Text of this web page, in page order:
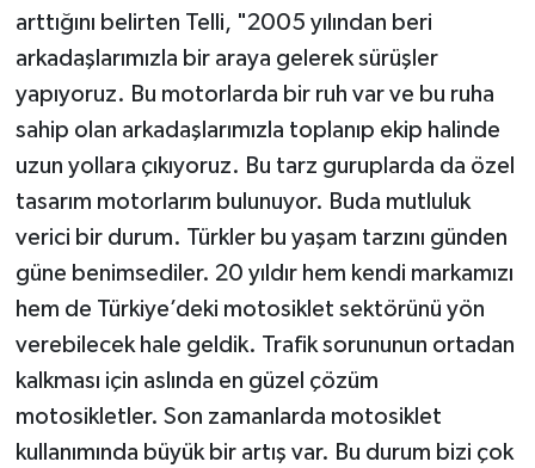
arttığını belirten Telli, "2005 yılından beri
arkadaşlarımızla bir araya gelerek sürüşler
yapıyoruz. Bu motorlarda bir ruh var ve bu ruha
sahip olan arkadaşlarımızla toplanıp ekip halinde
uzun yollara çıkıyoruz. Bu tarz guruplarda da özel
tasarım motorlarım bulunuyor. Buda mutluluk
verici bir durum. Türkler bu yaşam tarzını günden
güne benimsediler. 20 yıldır hem kendi markamızı
hem de Türkiye’deki motosiklet sektörünü yön
verebilecek hale geldik. Trafik sorununun ortadan
kalkması için aslında en güzel çözüm
motosikletler. Son zamanlarda motosiklet
kullanımında büyük bir artış var. Bu durum bizi çok